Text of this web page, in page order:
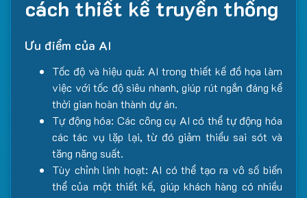
cách thiết kế truyền thống
Ưu điểm của AI
Tốc độ và hiệu quả: AI trong thiết kế đồ họa làm
việc với tốc độ siêu nhanh, giúp rút ngắn đáng kể
thời gian hoàn thành dự án.
Tự động hóa: Các công cụ AI có thể tự động hóa
các tác vụ lặp lại, từ đó giảm thiểu sai sót và
tăng năng suất.
Tùy chỉnh linh hoạt: AI có thể tạo ra vô số biến
thể của một thiết kế, giúp khách hàng có nhiều